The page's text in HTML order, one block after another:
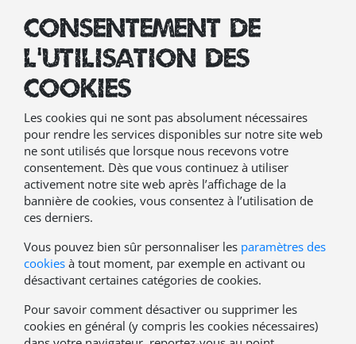
Consentement de
l’utilisation des
cookies
Les cookies qui ne sont pas absolument nécessaires
pour rendre les services disponibles sur notre site web
ne sont utilisés que lorsque nous recevons votre
consentement. Dès que vous continuez à utiliser
activement notre site web après l’affichage de la
bannière de cookies, vous consentez à l’utilisation de
ces derniers.
Vous pouvez bien sûr personnaliser les paramètres des
cookies à tout moment, par exemple en activant ou
désactivant certaines catégories de cookies.
Pour savoir comment désactiver ou supprimer les
cookies en général (y compris les cookies nécessaires)